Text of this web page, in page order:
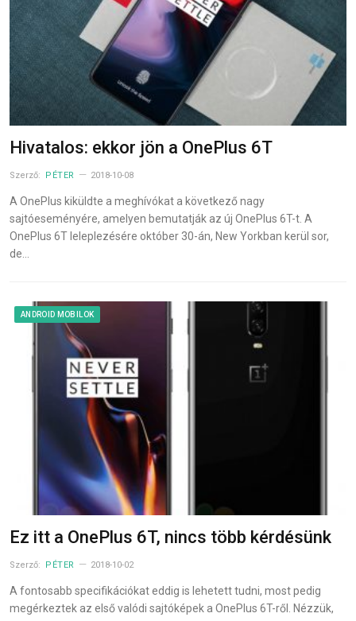
Hivatalos: ekkor jön a OnePlus 6T
Szerző: PÉTER 2018-10-08
A OnePlus kiküldte a meghívókat a következő nagy
sajtóeseményére, amelyen bemutatják az új OnePlus 6T-t. A
OnePlus 6T leleplezésére október 30-án, New Yorkban kerül sor,
de…
ANDROID MOBILOK
Ez itt a OnePlus 6T, nincs több kérdésünk
Szerző: PÉTER 2018-10-02
A fontosabb specifikációkat eddig is lehetett tudni, most pedig
megérkeztek az első valódi sajtóképek a OnePlus 6T-ről. Nézzük,